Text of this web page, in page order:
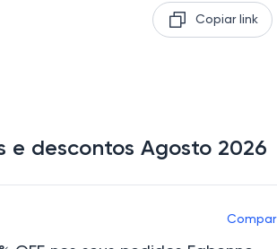
Copiar link
e descontos Agosto 2026